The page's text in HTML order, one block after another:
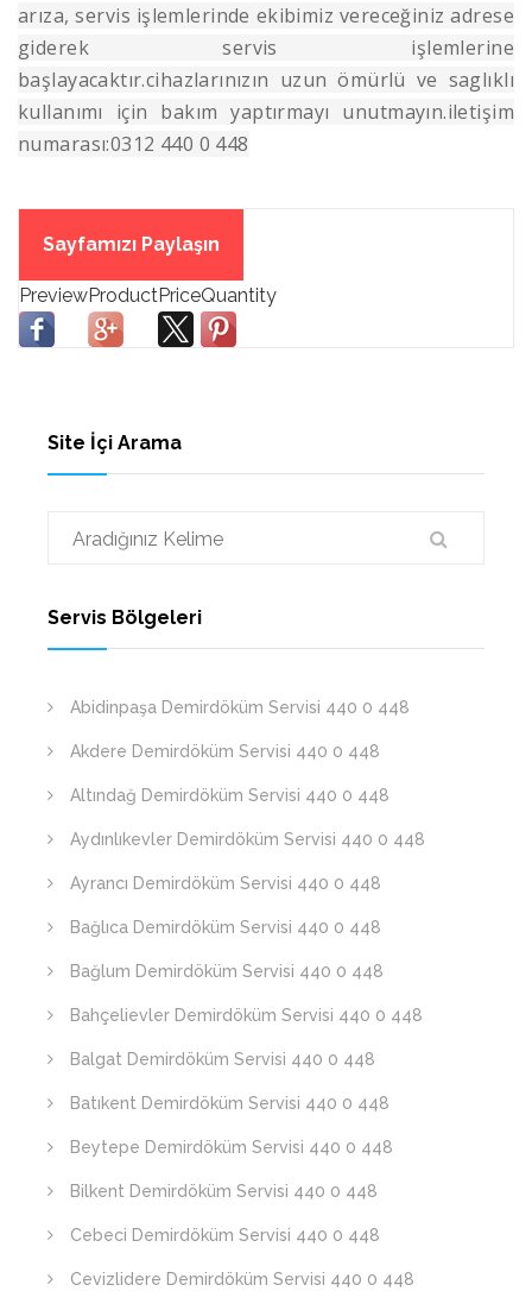
arıza, servis işlemlerinde ekibimiz vereceğiniz adrese
giderek servis işlemlerine
başlayacaktır.cihazlarınızın uzun ömürlü ve saglıklı
kullanımı için bakım yaptırmayı unutmayın.iletişim
numarası:0312 440 0 448
Sayfamızı Paylaşın
Site İçi Arama
Servis Bölgeleri
Abidinpaşa Demirdöküm Servisi 440 0 448
Akdere Demirdöküm Servisi 440 0 448
Altındağ Demirdöküm Servisi 440 0 448
Aydınlıkevler Demirdöküm Servisi 440 0 448
Ayrancı Demirdöküm Servisi 440 0 448
Bağlıca Demirdöküm Servisi 440 0 448
Bağlum Demirdöküm Servisi 440 0 448
Bahçelievler Demirdöküm Servisi 440 0 448
Balgat Demirdöküm Servisi 440 0 448
Batıkent Demirdöküm Servisi 440 0 448
Beytepe Demirdöküm Servisi 440 0 448
Bilkent Demirdöküm Servisi 440 0 448
Cebeci Demirdöküm Servisi 440 0 448
Cevizlidere Demirdöküm Servisi 440 0 448